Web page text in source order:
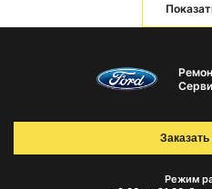
Режим
Заказать